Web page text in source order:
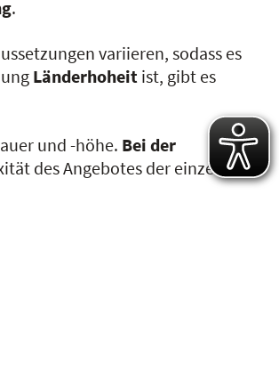
.
variieren, sodass es
Länderhoheit ist, gibt es
und -höhe. Bei der
des Angebotes der einzelnen